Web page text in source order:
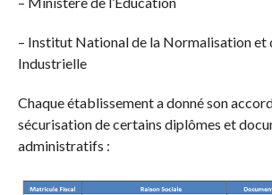
– Institut National de la Normalisation et
Industrielle
Chaque établissement a donné son
sécurisation de certains diplômes et
administratifs :